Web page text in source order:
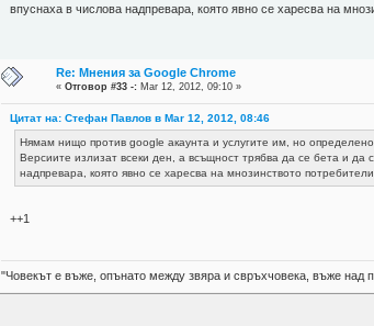
впуснаха в числова надпревара, която явно се харесва на
Re: Мнения за Google Chrome
«Отговор #33 -: Mar 12, 2012, 09:10 »
Цитат на: Стефан Павлов в Mar 12, 2012, 08:46
Нямам нищо против google акаунта и услугите им, но
Версиите излизат всеки ден, а всъщност трябва да се бета и да
надпревара, която явно се харесва на мнозинството
++1
"Човекът е въже, опънато между звяра и свръхчовека, въже над